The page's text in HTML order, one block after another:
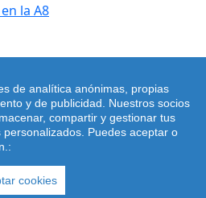
la A8
2026 |Política
|Camaras DGT Madrid |
de analítica anónimas, propias
y de publicidad. Nuestros socios
compartir y gestionar tus
Puedes aceptar o
cookies